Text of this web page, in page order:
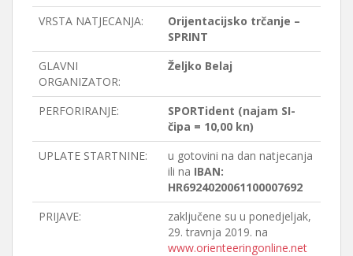
VRSTA NATJECANJA:
Orijentacijsko trčanje –
SPRINT
GLAVNI
ORGANIZATOR:
Željko Belaj
PERFORIRANJE:
SPORTident (najam SI-
čipa = 10,00 kn)
UPLATE STARTNINE:
u gotovini na dan natjecanja
ili na IBAN:
HR6924020061100007692
PRIJAVE:
zaključene su u ponedjeljak,
29. travnja 2019. na
www.orienteeringonline.net